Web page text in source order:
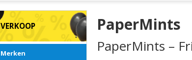
VERKOOP
Merken
PaperMints
PaperMints –